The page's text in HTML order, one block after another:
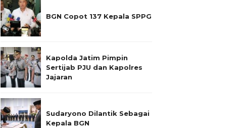
BGN Copot 137 Kepala SPPG
Kapolda Jatim Pimpin
Sertijab PJU dan Kapolres
Jajaran
Sudaryono Dilantik Sebagai
Kepala BGN